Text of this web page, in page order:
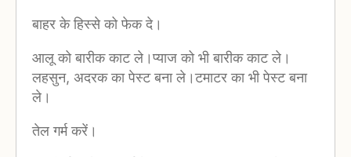
बाहर के हिस्से को फेक दे।
आलू को बारीक काट ले।प्याज को भी बारीक काट ले।
लहसुन, अदरक का पेस्ट बना ले।टमाटर का भी पेस्ट बना
ले।
तेल गर्म करें।